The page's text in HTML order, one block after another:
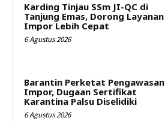
Karding Tinjau SSm JI-QC di
Tanjung Emas, Dorong Layanan
Impor Lebih Cepat
6 Agustus 2026
Barantin Perketat Pengawasan
Impor, Dugaan Sertifikat
Karantina Palsu Diselidiki
6 Agustus 2026